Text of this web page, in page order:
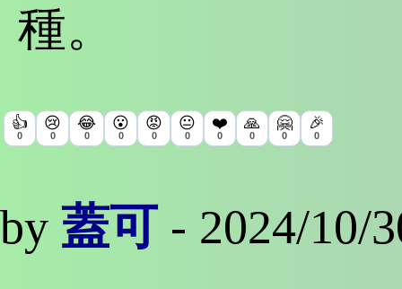
種。
👍
0
😢
0
😂
0
😮
0
😡
0
😐
0
❤️
0
🙏
0
🤗
0
🎉
0
by 蓋可- 2024/10/